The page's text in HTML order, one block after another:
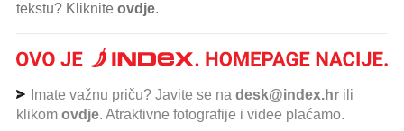
tekstu? Kliknite ovdje.
Imate važnu priču? Javite se na desk@index.hr ili
klikom ovdje. Atraktivne fotografije i videe plaćamo.